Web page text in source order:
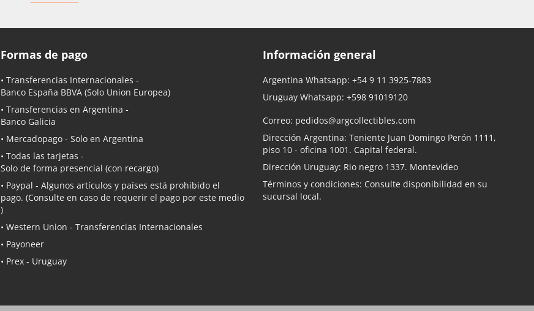
Formas de pago
• Transferencias Internacionales -
Banco España BBVA (Solo Union Europea)
• Transferencias en Argentina -
Banco Galicia
• Mercadopago - Solo en Argentina
• Todas las tarjetas -
Solo de forma presencial (con recargo)
• Paypal - Algunos artículos y países está prohibido el
pago. (Consulte en caso de requerir el pago por este medio
)
• Western Union - Transferencias Internacionales
• Payoneer
• Prex - Uruguay
Información general
Argentina Whatsapp: +54 9 11 3925-7883
Uruguay Whatsapp: +598 91019120
Correo: pedidos@argcollectibles.com
Dirección Argentina: Teniente Juan Domingo Perón 1111,
piso 10 - oficina 1001. Capital federal.
Dirección Uruguay: Rio negro 1337. Montevideo
Términos y condiciones: Consulte disponibilidad en su
sucursal local.